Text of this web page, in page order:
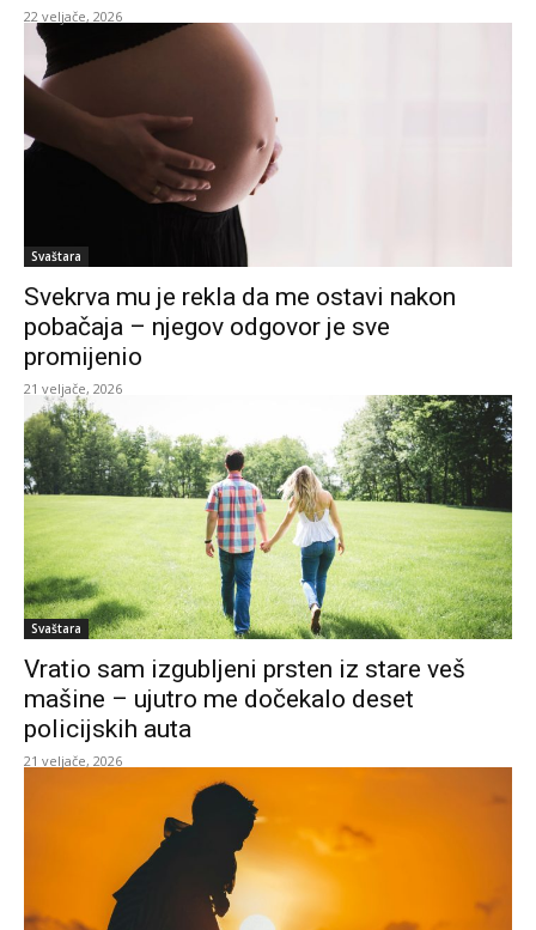
22 veljače, 2026
Svaštara
Svekrva mu je rekla da me ostavi nakon
pobačaja – njegov odgovor je sve
promijenio
21 veljače, 2026
Svaštara
Vratio sam izgubljeni prsten iz stare veš
mašine – ujutro me dočekalo deset
policijskih auta
21 veljače, 2026